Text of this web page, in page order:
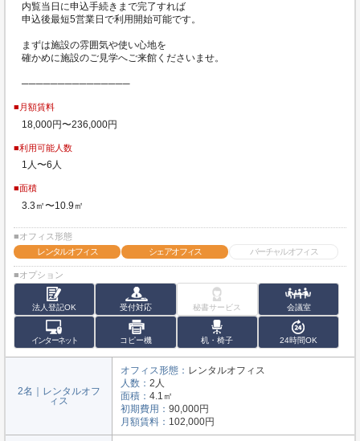
内覧当日に申込手続きまで完了すれば
申込後最短5営業日で利用開始可能です。
まずは施設の雰囲気や使い心地を
確かめに施設のご見学へご来館くださいませ。
───────────────
■月額賃料
18,000円〜236,000円
■利用可能人数
1人〜6人
■面積
3.3㎡〜10.9㎡
■オフィス形態
レンタルオフィス
シェアオフィス バーチャルオフィス
■オプション
法人登記OK 受付対応 秘書サービス 会議室
インターネット コピー機 机・椅子 24時間OK
2名｜レンタルオフ
ィス
オフィス形態： レンタルオフィス
人数： 2人
面積： 4.1㎡
初期費用： 90,000円
月額賃料： 102,000円